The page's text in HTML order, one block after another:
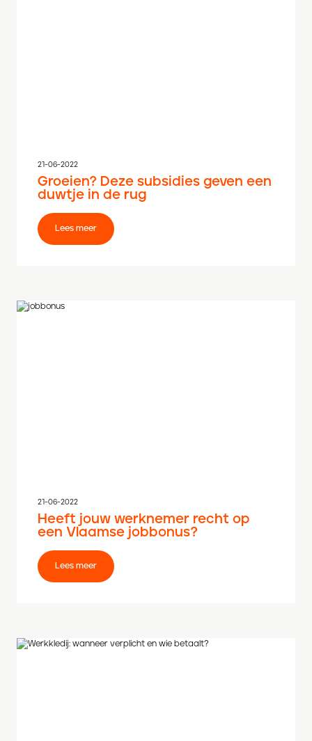
21-06-2022
Groeien? Deze subsidies geven een
duwtje in de rug
Lees meer
21-06-2022
Heeft jouw werknemer recht op
een Vlaamse jobbonus?
Lees meer